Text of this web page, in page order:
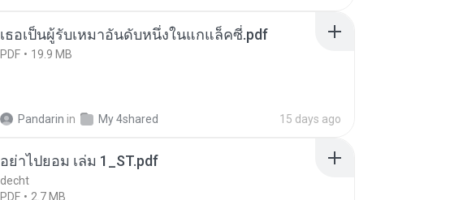
เธอเป็นผู้รับเหมาอันดับหนึ่งในแกแล็คซี่.pdf
PDF 19.9 MB
Pandarin in My 4shared 15 days ago
อย่าไปยอม เล่ม 1_ST.pdf
decht
PDF
2.7 MB